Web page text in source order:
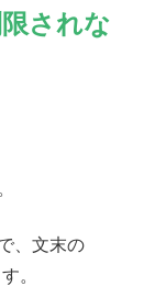
されな
、文末の
。